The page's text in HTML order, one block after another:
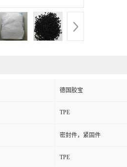
德国胶宝
TPE
密封件，紧固件
TPE